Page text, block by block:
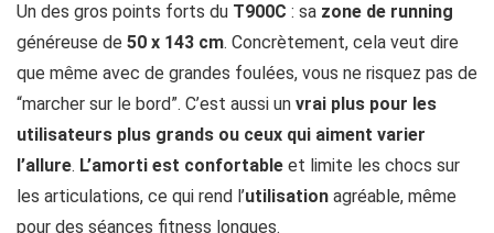
Un des gros points forts du T900C : sa zone de running
généreuse de 50 x 143 cm. Concrètement, cela veut dire
que même avec de grandes foulées, vous ne risquez pas de
“marcher sur le bord”. C’est aussi un vrai plus pour les
utilisateurs plus grands ou ceux qui aiment varier
l’allure. L’amorti est confortable et limite les chocs sur
les articulations, ce qui rend l’utilisation agréable, même
pour des séances fitness longues.